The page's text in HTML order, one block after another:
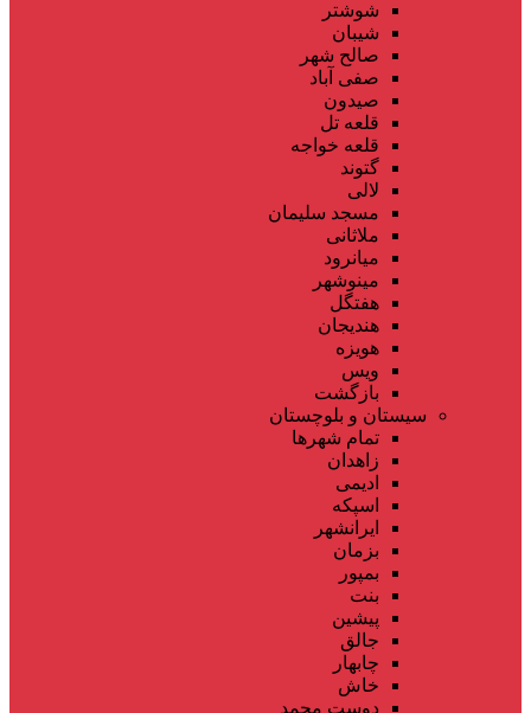
شوشتر
شیبان
صالح شهر
صفی آباد
صیدون
قلعه تل
قلعه خواجه
گتوند
لالی
مسجد سلیمان
ملاثانی
میانرود
مینوشهر
هفتگل
هندیجان
هویزه
ویس
بازگشت
سیستان و بلوچستان
تمام شهر‌ها
زاهدان
ادیمی
اسپکه
ایرانشهر
بزمان
بمپور
بنت
پیشین
جالق
چابهار
خاش
دوست محمد